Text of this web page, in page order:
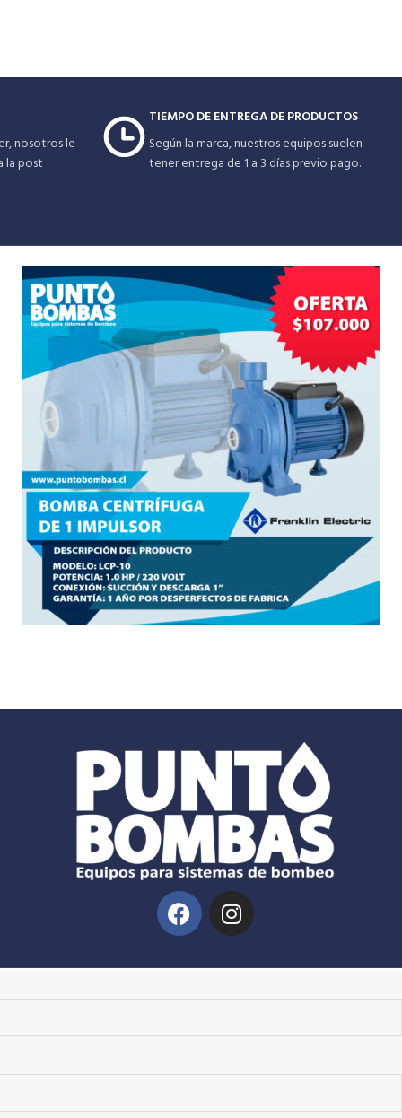
nosotros le
la post
TIEMPO DE ENTREGA DE PRODUCTOS
Según la marca, nuestros equipos suelen
tener entrega de 1 a 3 días previo pago.